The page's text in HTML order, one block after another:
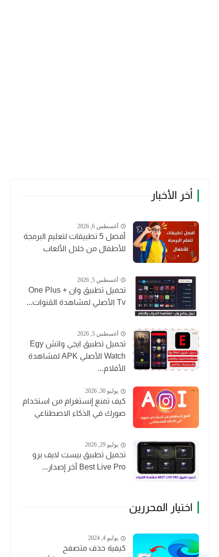
أخر الأخبار
أغسطس 6, 2026
أفضل 5 تطبيقات لتعليم البرمجة
للأطفال من خلال الألعاب
أغسطس 5, 2026
تحميل تطبيق وان + One Plus
Tv الأصلي لمشاهدة القنوات...
أغسطس 5, 2026
تحميل تطبيق ايجي واتش Egy
Watch الأصلي APK لمشاهدة
الأفلام...
يوليو 30, 2026
كيف تمنع إنستغرام من استخدام
صورك في الذكاء الاصطناعي
يوليو 29, 2026
تحميل تطبيق بيست لايف برو
Best Live Pro آخر إصدار...
اختيار المحررين
يوليو 4, 2024
كيفية حذف متصفح